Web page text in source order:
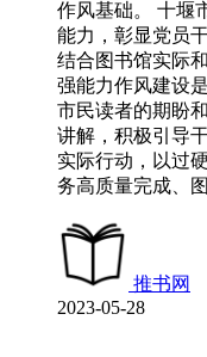
作风基础。 十堰
能力，彰显党员
结合图书馆实际
强能力作风建设
市民读者的期盼
讲解，积极引导
实际行动，以过
务高质量完成、
推书网
2023-05-28